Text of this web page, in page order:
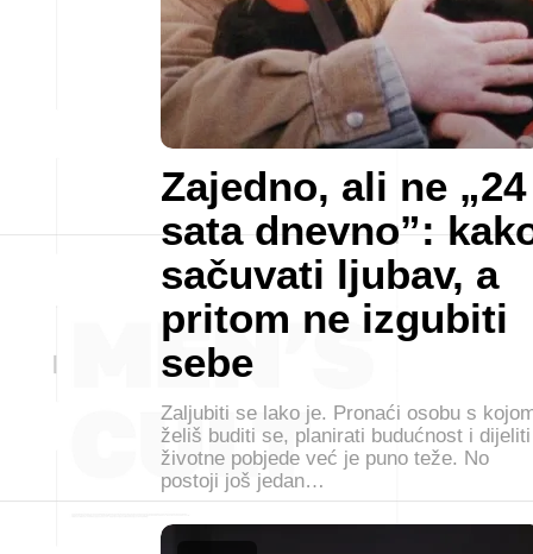
Zajedno, ali ne „24
sata dnevno”:
sačuvati ljubav, a
pritom ne izgubiti
sebe
Zaljubiti se lako je. Pronaći osobu s
želiš buditi se, planirati budućnost i dijeliti
životne pobjede već je puno teže. No
postoji još jedan…